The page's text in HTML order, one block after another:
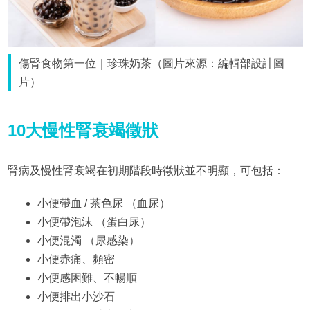
傷腎食物第一位｜珍珠奶茶（圖片來源：編輯部設計圖
片）
10大慢性腎衰竭徵狀
腎病及慢性腎衰竭在初期階段時徵狀並不明顯，可包括：
小便帶血 / 茶色尿 （血尿）
小便帶泡沫 （蛋白尿）
小便混濁 （尿感染）
小便赤痛、頻密
小便感困難、不暢順
小便排出小沙石